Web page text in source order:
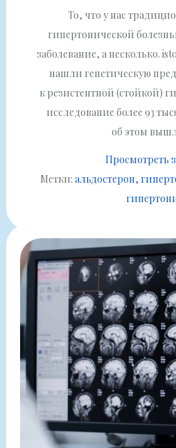
То, что у нас
гипертонической
заболевание, а несколько.
нашли генетическую
к резистентной (стойкой)
исследование более 93
об этом
Просмотреть
Метки:альдостерон